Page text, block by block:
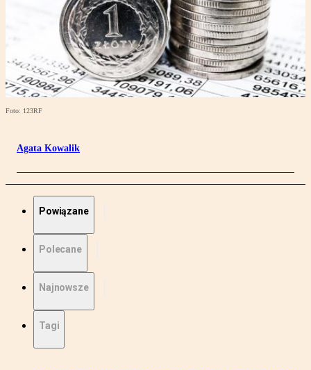
Foto: 123RF
Agata Kowalik
Powiązane
Polecane
Najnowsze
Tagi